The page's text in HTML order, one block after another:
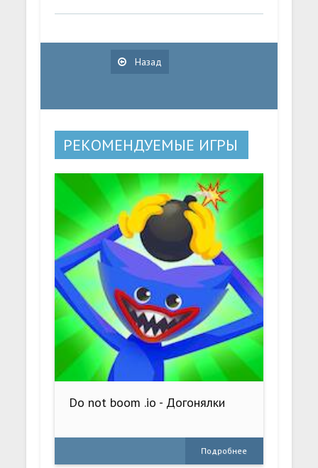
Назад
РЕКОМЕНДУЕМЫЕ ИГРЫ
Do not boom .io - Догонялки
Подробнее